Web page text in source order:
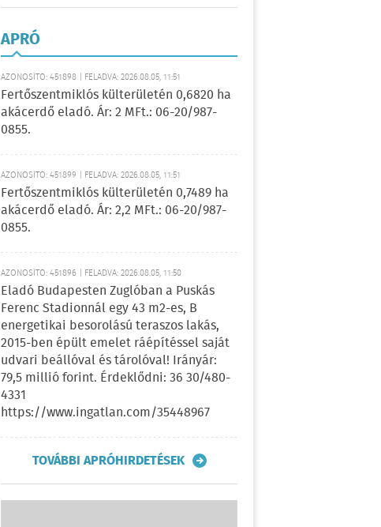
APRÓ
AZONOSÍTÓ: 451898 | FELADVA: 2026.08.05, 11:51
Fertőszentmiklós külterületén 0,6820 ha
akácerdő eladó. Ár: 2 MFt.: 06-20/987-
0855.
AZONOSÍTÓ: 451899 | FELADVA: 2026.08.05, 11:51
Fertőszentmiklós külterületén 0,7489 ha
akácerdő eladó. Ár: 2,2 MFt.: 06-20/987-
0855.
AZONOSÍTÓ: 451896 | FELADVA: 2026.08.05, 11:50
Eladó Budapesten Zuglóban a Puskás
Ferenc Stadionnál egy 43 m2-es, B
energetikai besorolású teraszos lakás,
2015-ben épült emelet ráépítéssel saját
udvari beállóval és tárolóval! Irányár:
79,5 millió forint. Érdeklődni: 36 30/480-
4331
https://www.ingatlan.com/35448967
TOVÁBBI APRÓHIRDETÉSEK